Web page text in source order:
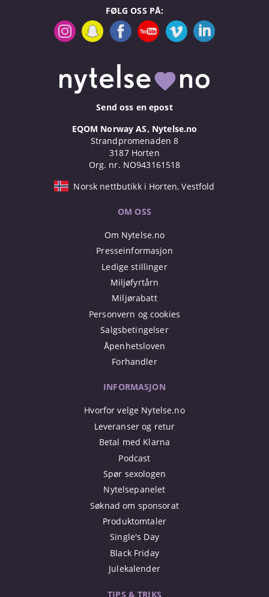
FØLG OSS PÅ:
Send oss en epost
EQOM Norway AS, Nytelse.no
Strandpromenaden 8
3187 Horten
Org. nr. NO943161518
Norsk nettbutikk i Horten, Vestfold
OM OSS
Om Nytelse.no
Presseinformasjon
Ledige stillinger
Miljøfyrtårn
Miljørabatt
Personvern og cookies
Salgsbetingelser
Åpenhetsloven
Forhandler
INFORMASJON
Hvorfor velge Nytelse.no
Leveranser og retur
Betal med Klarna
Podcast
Spør sexologen
Nytelsepanelet
Søknad om sponsorat
Produktomtaler
Single's Day
Black Friday
Julekalender
TIPS & TRIKS